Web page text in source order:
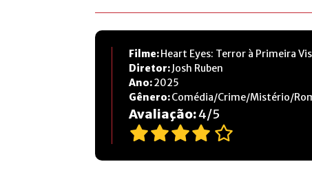
Filme:Heart Eyes: Terror à Primeira
Diretor:Josh Ruben
Ano:2025
Gênero:Comédia/Crime/Mistério/
Avaliação:4/5